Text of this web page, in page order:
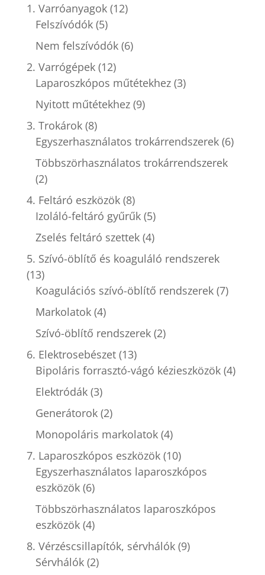
1. Varróanyagok (12)
Felszívódók (5)
Nem felszívódók (6)
2. Varrógépek (12)
Laparoszkópos műtétekhez (3)
Nyitott műtétekhez (9)
3. Trokárok (8)
Egyszerhasználatos trokárrendszerek (6)
Többszörhasználatos trokárrendszerek
(2)
4. Feltáró eszközök (8)
Izoláló-feltáró gyűrűk (5)
Zselés feltáró szettek (4)
5. Szívó-öblítő és koaguláló rendszerek
(13)
Koagulációs szívó-öblítő rendszerek (7)
Markolatok (4)
Szívó-öblítő rendszerek (2)
6. Elektrosebészet (13)
Bipoláris forrasztó-vágó kézieszközök (4)
Elektródák (3)
Generátorok (2)
Monopoláris markolatok (4)
7. Laparoszkópos eszközök (10)
Egyszerhasználatos laparoszkópos
eszközök (6)
Többszörhasználatos laparoszkópos
eszközök (4)
8. Vérzéscsillapítók, sérvhálók (9)
Sérvhálók (2)